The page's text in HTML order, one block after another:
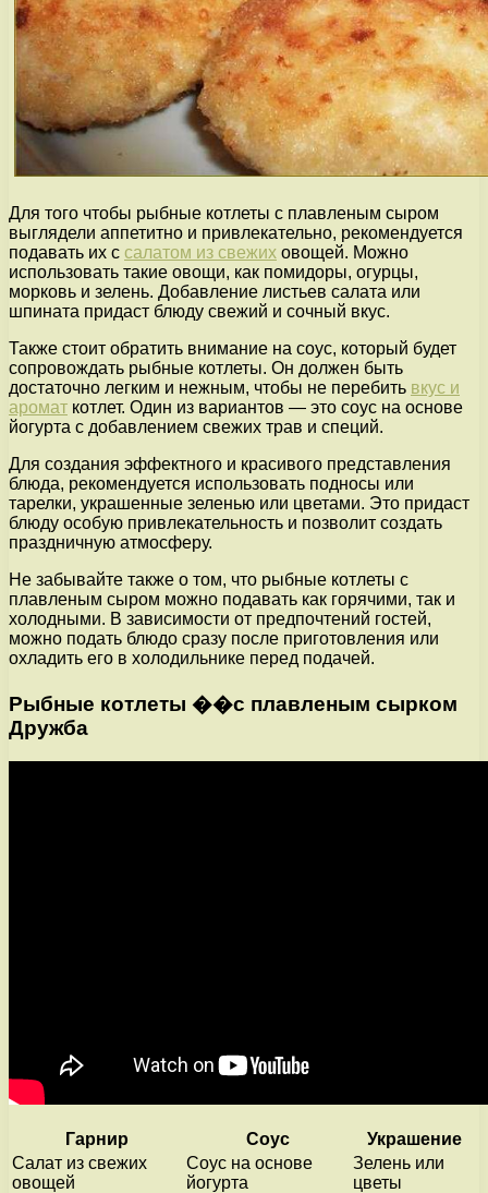
Для того чтобы рыбные котлеты с плавленым сыром
выглядели аппетитно и привлекательно, рекомендуется
подавать их с салатом из свежих овощей. Можно
использовать такие овощи, как помидоры, огурцы,
морковь и зелень. Добавление листьев салата или
шпината придаст блюду свежий и сочный вкус.
Также стоит обратить внимание на соус, который будет
сопровождать рыбные котлеты. Он должен быть
достаточно легким и нежным, чтобы не перебить вкус и
аромат котлет. Один из вариантов — это соус на основе
йогурта с добавлением свежих трав и специй.
Для создания эффектного и красивого представления
блюда, рекомендуется использовать подносы или
тарелки, украшенные зеленью или цветами. Это придаст
блюду особую привлекательность и позволит создать
праздничную атмосферу.
Не забывайте также о том, что рыбные котлеты с
плавленым сыром можно подавать как горячими, так и
холодными. В зависимости от предпочтений гостей,
можно подать блюдо сразу после приготовления или
охладить его в холодильнике перед подачей.
Рыбные котлеты ��с плавленым сырком
Дружба
Гарнир Соус
Украшение
Салат из свежих
овощей
Соус на основе
йогурта
Зелень или
цветы